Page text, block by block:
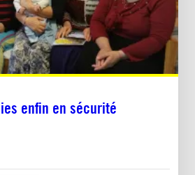
enfin en sécurité